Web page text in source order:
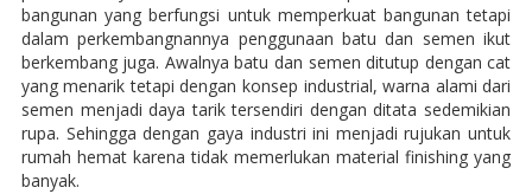
bangunan yang berfungsi untuk memperkuat bangunan tetapi
dalam perkembangnannya penggunaan batu dan semen ikut
berkembang juga. Awalnya batu dan semen ditutup dengan cat
yang menarik tetapi dengan konsep industrial, warna alami dari
semen menjadi daya tarik tersendiri dengan ditata sedemikian
rupa. Sehingga dengan gaya industri ini menjadi rujukan untuk
rumah hemat karena tidak memerlukan material finishing yang
banyak.